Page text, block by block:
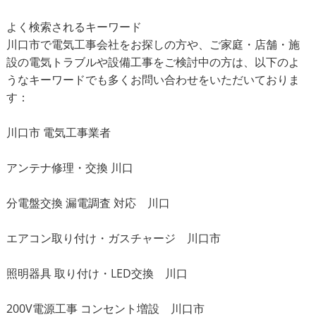
よく検索されるキーワード
川口市で電気工事会社をお探しの方や、ご家庭・店舗・施
設の電気トラブルや設備工事をご検討中の方は、以下のよ
うなキーワードでも多くお問い合わせをいただいておりま
す：
川口市 電気工事業者
アンテナ修理・交換 川口
分電盤交換 漏電調査 対応 川口
エアコン取り付け・ガスチャージ 川口市
照明器具 取り付け・LED交換 川口
200V電源工事 コンセント増設 川口市